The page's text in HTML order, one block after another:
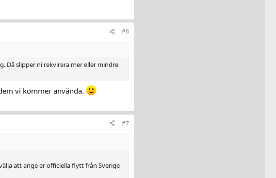
#6
Då slipper ni rekvirera mer eller mindre
vi kommer använda.
#7
att ange er officiella flytt från Sverige